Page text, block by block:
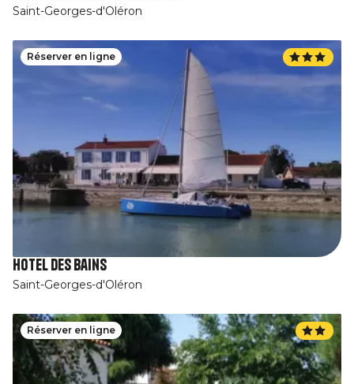
Saint-Georges-d'Oléron
Réserver en ligne
Hotel des Bains
Saint-Georges-d'Oléron
Réserver en ligne